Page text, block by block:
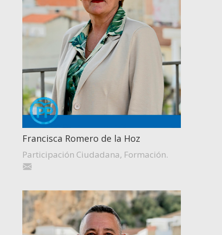
Francisca Romero de la Hoz
Participación Ciudadana, Formación.